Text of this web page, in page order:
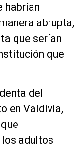
habrían
abrupta,
que serían
que
del
en Valdivia,
los adultos